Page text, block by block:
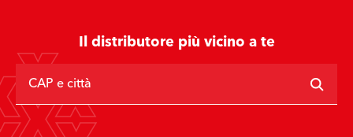
Il distributore più vicino a te
CAP e città